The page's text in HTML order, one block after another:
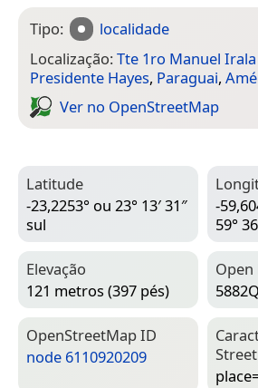
Tipo:
localidade
Localização:Tte 1ro Manuel
Presidente Hayes, Paraguai,
Ver no Open­Street­Map
Latitude
-23,2253° ou 23° 13′ 31″
sul
-
59°
Elevação
121 metros (397 pés)
Open­Street­Map ID
node 6110920209